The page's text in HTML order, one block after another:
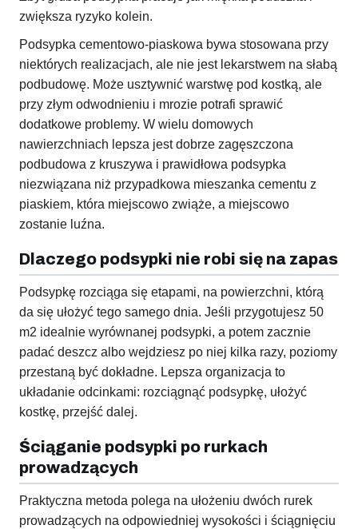
zwiększa ryzyko kolein.
Podsypka cementowo-piaskowa bywa stosowana przy
niektórych realizacjach, ale nie jest lekarstwem na słabą
podbudowę. Może usztywnić warstwę pod kostką, ale
przy złym odwodnieniu i mrozie potrafi sprawić
dodatkowe problemy. W wielu domowych
nawierzchniach lepsza jest dobrze zagęszczona
podbudowa z kruszywa i prawidłowa podsypka
niezwiązana niż przypadkowa mieszanka cementu z
piaskiem, która miejscowo zwiąże, a miejscowo
zostanie luźna.
Dlaczego podsypki nie robi się na zapas
Podsypkę rozciąga się etapami, na powierzchni, którą
da się ułożyć tego samego dnia. Jeśli przygotujesz 50
m2 idealnie wyrównanej podsypki, a potem zacznie
padać deszcz albo wejdziesz po niej kilka razy, poziomy
przestaną być dokładne. Lepsza organizacja to
układanie odcinkami: rozciągnąć podsypkę, ułożyć
kostkę, przejść dalej.
Ściąganie podsypki po rurkach
prowadzących
Praktyczna metoda polega na ułożeniu dwóch rurek
prowadzących na odpowiedniej wysokości i ściągnięciu